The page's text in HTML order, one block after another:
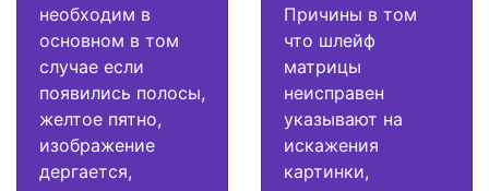
необходим в
основном в том
случае если
появились полосы,
желтое пятно,
изображение
дергается,
Причины в том
что шлейф
матрицы
неисправен
указывают на
искажения
картинки,